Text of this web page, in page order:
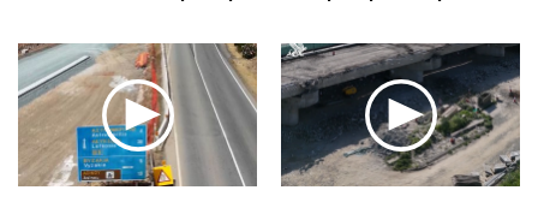
Σινεμά
Θέατρο-Χορός
Μουσική
Εικαστικά
Βιβλίο
Wine routes
Podcasts
Προσφορές
Προσωπικότητες στην ''Κ''